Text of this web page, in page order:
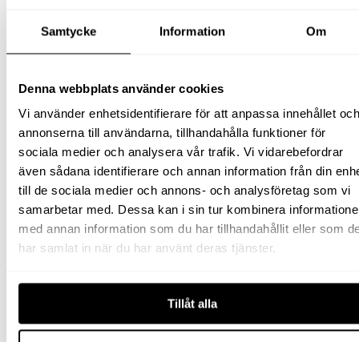
Samtycke Information Om
Denna webbplats använder cookies
Vi använder enhetsidentifierare för att anpassa innehållet och
annonserna till användarna, tillhandahålla funktioner för
sociala medier och analysera vår trafik. Vi vidarebefordrar
även sådana identifierare och annan information från din
till de sociala medier och annons- och analysföretag som vi
samarbetar med. Dessa kan i sin tur kombinera
med annan information som du har tillhandahållit eller som
har samlat in när du har använt deras tjänster.
Tillåt alla
Alla produkter
MIG svetsar
Mig- & Flusstråd
Tillbehör Migsvets
Slangpaket Migsvetsar
Trådmatarhjul MIG-svetsar
MMA / Pinnsvets
MMA / Pinnsvets
Kopplingar & Svetskabel
Tillbehör MMA / Pinnsvets
Motorsvetsar
Motorsvetsar
Tillbehör Motorsvetsar
Plasmaskärare
Plasmaskärare
Tillbehör
TIG svetsar
Tigtråd